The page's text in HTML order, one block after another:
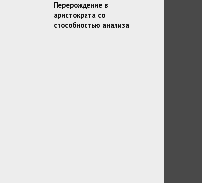
Перерождение в
аристократа со
способностью анализа